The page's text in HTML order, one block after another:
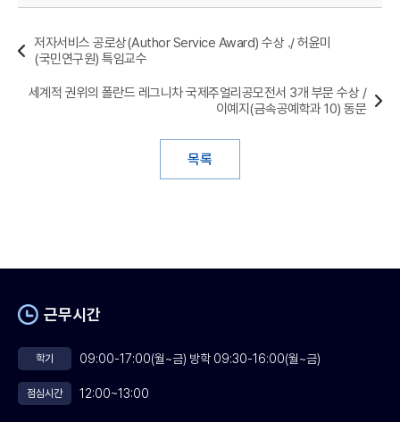
저자서비스 공로상(Author Service Award) 수상 ./ 허윤미
(국민연구원) 특임교수
목록
세계적 권위의 폴란드 레그니차 국제주얼리공모전서 3개 부문 수상 /
이예지(금속공예학과 10) 동문
근무시간
학기 09:00-17:00(월~금) 방학 09:30-16:00(월~금)
점심시간 12:00~13:00